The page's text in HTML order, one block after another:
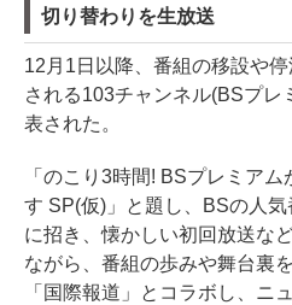
切り替わりを生放送
12月1日以降、番組の移設や
される103チャンネル(BSプレ
表された。
「のこり3時間! BSプレミア
す SP(仮)」と題し、BSの人
に招き、懐かしい初回放送な
ながら、番組の歩みや舞台裏
「国際報道」とコラボし、ニ